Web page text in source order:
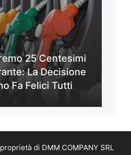
25 Centesimi
La Decisione
Fa Felici Tutti
di DMM COMPANY SRL